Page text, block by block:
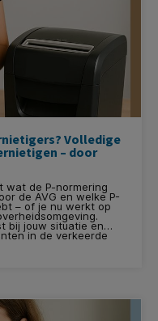
Volledige
– door
wat de P-normering
de AVG en welke P-
– of je nu werkt op
bij jouw situatie en
in de verkeerde